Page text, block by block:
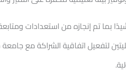
بما تم إنجازه من استعدادات
لتفعيل اتفاقية الشراكة مع